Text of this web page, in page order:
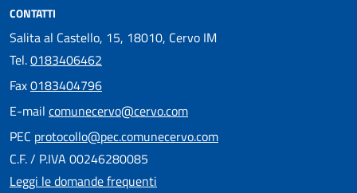
CONTATTI
Salita al Castello, 15, 18010, Cervo IM
Tel.0183406462
Fax0183404796
E-mail comunecervo@cervo.com
PEC protocollo@pec.comunecervo.com
C.F. / P.IVA 00246280085
Leggi le domande frequenti